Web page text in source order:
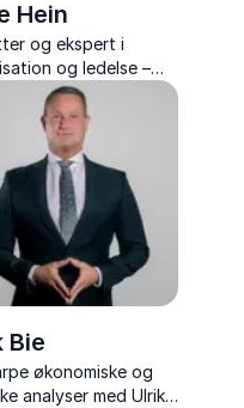
Hein
og ekspert i
og ledelse –
sine
foredrag
budskaber med
værktøjer til
Bie
økonomiske og
analyser med Ulrik